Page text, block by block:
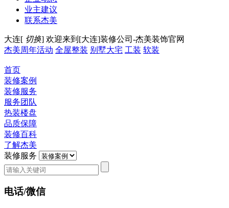
业主建议
联系杰美
大连[ 切换] 欢迎来到[大连]装修公司-杰美装饰官网
杰美周年活动 全屋整装 别墅大宅 工装 软装
首页
装修案例
装修服务
服务团队
热装楼盘
品质保障
装修百科
了解杰美
装修服务
电话/微信